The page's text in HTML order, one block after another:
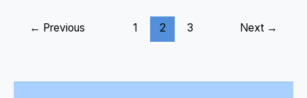
बवाल!
← Previous 1 2 3 Next →